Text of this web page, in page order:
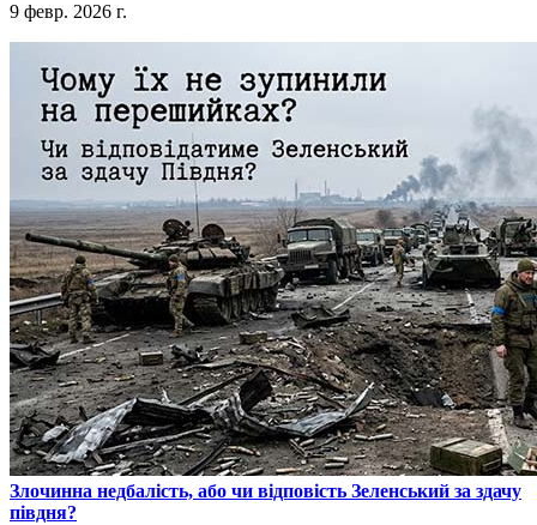
9 февр. 2026 г.
​Злочинна недбалість, або чи відповість Зеленський за здачу
півдня?